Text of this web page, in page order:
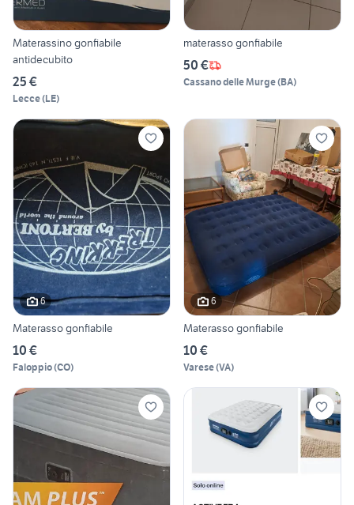
Materassino gonfiabile
antidecubito
25 €
Lecce(LE)
materasso gonfiabile
50 €
Cassano delle Murge(BA)
6
Materasso gonfiabile
10 €
Faloppio(CO)
6
Materasso gonfiabile
10 €
Varese(VA)